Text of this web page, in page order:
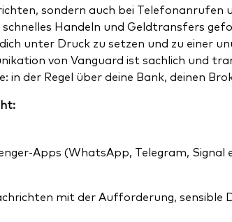
sondern auch bei Telefonanrufen
Handeln und Geldtransfers
unter Druck zu setzen und zu einer
von Vanguard ist sachlich und
in der Regel über deine Bank, deinen
Apps (WhatsApp, Telegram, Signal
mit der Aufforderung, sensible